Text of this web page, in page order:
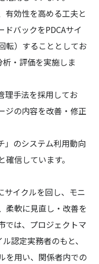
有効性を高める工夫と
ドバックをPDCAサイ
転）することとしてお
・評価を実施しま
理手法を採用してお
ジの内容を改善・修正
」のシステム利用動向
信しています。
イクルを回し、モニ
柔軟に見直し・改善を
では、プロジェクトマ
認定実務者のもと、
を用い、関係者内での